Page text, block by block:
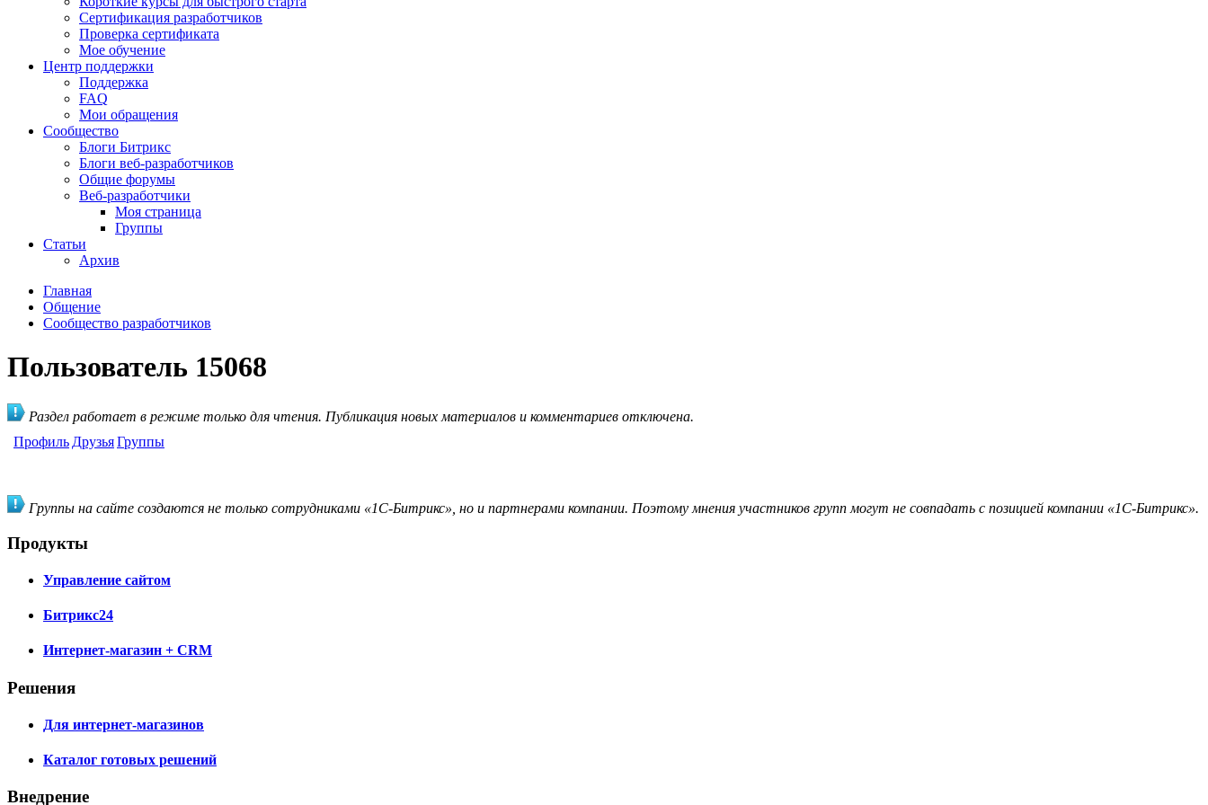
Сертификация разработчиков
Проверка сертификата
Мое обучение
Центр поддержки
Поддержка
FAQ
Мои обращения
Сообщество
Блоги Битрикс
Блоги веб-разработчиков
Общие форумы
Веб-разработчики
Моя страница
Группы
Статьи
Архив
Главная
Общение
Сообщество разработчиков
Пользователь 15068
Раздел работает в режиме только для чтения. Публикация новых материалов и комментариев отключена.
Профиль ДрузьяГруппы
Группы на сайте создаются не только сотрудниками «1С-Битрикс», но и партнерами компании. Поэтому мнения участников групп могут не совпадать с позицией компании «1С-Битрикс».
Продукты
Управление сайтом
Битрикс24
Интернет-магазин + CRM
Решения
Для интернет-магазинов
Каталог готовых решений
Внедрение